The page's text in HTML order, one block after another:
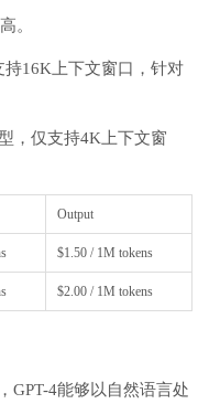
。
持16K上下文窗口，针对
，仅支持4K上下文窗
Output
$1.50 / 1M tokens
$2.00 / 1M tokens
GPT-4能够以自然语言处